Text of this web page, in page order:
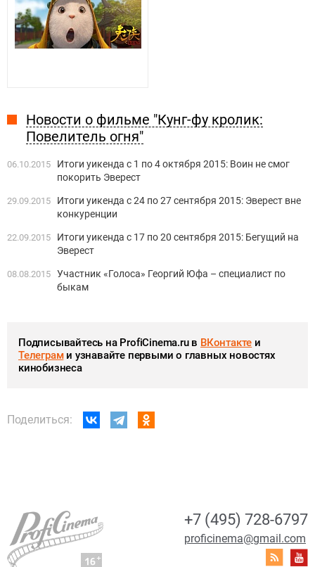
Новости о фильме "Кунг-фу кролик:
Повелитель огня"
06.10.2015
Итоги уикенда с 1 по 4 октября 2015: Воин не смог
покорить Эверест
29.09.2015
Итоги уикенда с 24 по 27 сентября 2015: Эверест вне
конкуренции
22.09.2015
Итоги уикенда с 17 по 20 сентября 2015: Бегущий на
Эверест
08.08.2015 Участник «Голоса» Георгий Юфа – специалист по
быкам
Подписывайтесь на ProfiCinema.ru в ВКонтакте и
Телеграми узнавайте первыми о главных новостях
кинобизнеса
Поделиться:
+7 (495) 728-6797
proficinema@gmail.com